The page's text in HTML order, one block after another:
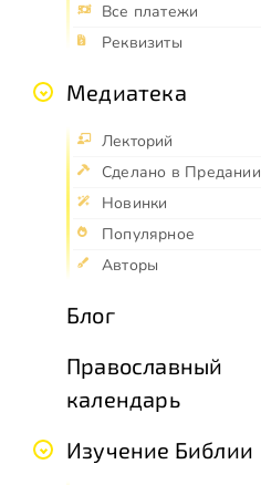
Все платежи
Реквизиты
Медиатека
Лекторий
Сделано в Предании
Новинки
Популярное
Авторы
Блог
Православный
календарь
Изучение Библии